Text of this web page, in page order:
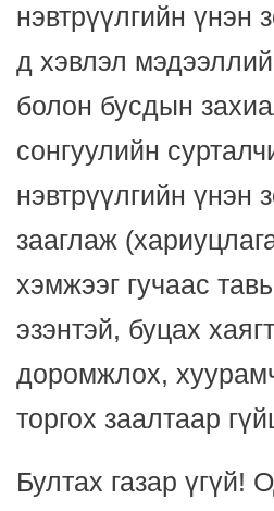
нэвтрүүлгийн үнэн
д хэвлэл
болон бусдын
сонгуулийн
нэвтрүүлгийн үнэн
зааглаж
хэмжээг гучаас
эзэнтэй, буцах
доромжлох,
торгох заалтаар
Бултах газар